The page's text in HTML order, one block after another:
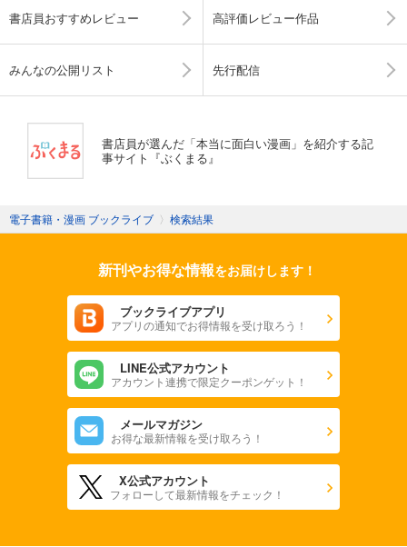
書店員おすすめレビュー 高評価レビュー作品
みんなの公開リスト 先行配信
書店員が選んだ「本当に面白い漫画」を紹介する記
事サイト『ぶくまる』
電子書籍・漫画 ブックライブ 〉 検索結果
新刊やお得な情報をお届けします！
ブックライブアプリ
アプリの通知でお得情報を受け取ろう！
LINE公式アカウント
アカウント連携で限定クーポンゲット！
メールマガジン
お得な最新情報を受け取ろう！
X公式アカウント
フォローして最新情報をチェック！